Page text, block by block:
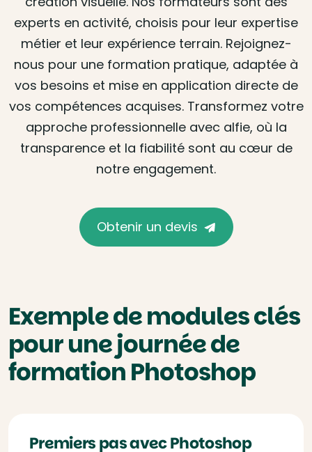
experts en activité, choisis pour leur expertise
métier et leur expérience terrain. Rejoignez-
nous pour une formation pratique, adaptée à
vos besoins et mise en application directe de
vos compétences acquises. Transformez votre
approche professionnelle avec alfie, où la
transparence et la fiabilité sont au cœur de
notre engagement.
Obtenir un devis
Exemple de modules clés
pour une journée de
formation Photoshop
Premiers pas avec Photoshop